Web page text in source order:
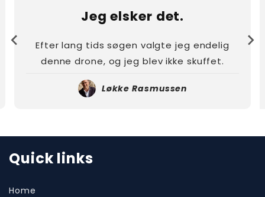
Jeg elsker det.
Efter lang tids søgen valgte jeg endelig
denne drone, og jeg blev ikke skuffet.
Løkke Rasmussen
Quick links
Home